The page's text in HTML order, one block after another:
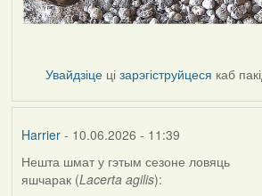
Увайдзіце цізарэгіструйцеся каб
Harrier- 10.06.2026 - 11:39
Нешта шмат у гэтым сезоне ловяць
яшчарак (Lacerta agilis):